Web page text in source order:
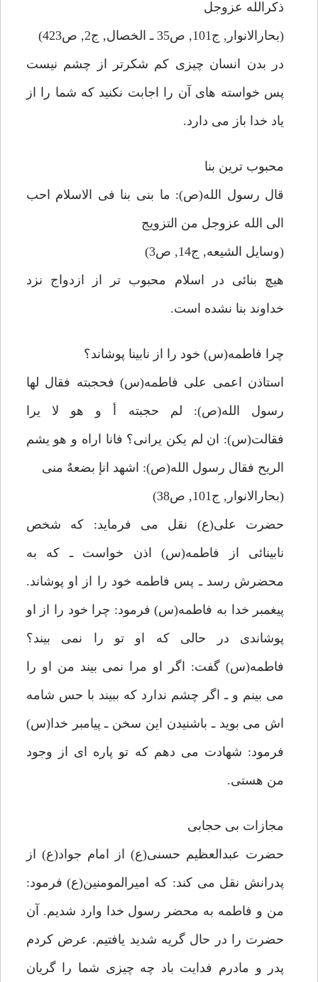
ذكرالله عزوجل
(بحارالانوار, ج101, ص35 ـ الخصال, ج2, ص423)
در بدن انسان چيزى كم شكرتر از چشم نيست
پس خواسته هاى آن را اجابت نكنيد كه شما را از
ياد خدا باز مى دارد.
محبوب ترين بنا
قال رسول الله(ص): ما بنى بنا فى الاسلام احب
الى الله عزوجل من التزويج
(وسايل الشيعه, ج14, ص3)
هيچ بنائى در اسلام محبوب تر از ازدواج نزد
خداوند بنا نشده است.
چرا فاطمه(س) خود را از نابينا پوشاند؟
استاذن اعمى على فاطمه(س) فحجبته فقال لها
رسول الله(ص): لم حجبته أ و هو لا يرا
فقالت(س): ان لم يكن يرانى؟ فانا اراه و هو يشم
الريح فقال رسول الله(ص): اشهد انإ بضعهٌ منى
(بحارالانوار, ج101, ص38)
حضرت على(ع) نقل مى فرمايد: كه شخص
نابينائى از فاطمه(س) اذن خواست ـ كه به
محضرش رسد ـ پس فاطمه خود را از او پوشاند.
پيغمبر خدا به فاطمه(س) فرمود: چرا خود را از او
پوشاندى در حالى كه او تو را نمى بيند؟
فاطمه(س) گفت: اگر او مرا نمى بيند من او را
مى بينم و ـ اگر چشم ندارد كه ببيند با حس شامه
اش مى بويد ـ باشنيدن اين سخن ـ پيامبر خدا(س)
فرمود: شهادت مى دهم كه تو پاره اى از وجود
من هستى.
مجازات بى حجابى
حضرت عبدالعظيم حسنى(ع) از امام جواد(ع) از
پدرانش نقل مى كند: كه اميرالمومنين(ع) فرمود:
من و فاطمه به محضر رسول خدا وارد شديم. آن
حضرت را در حال گريه شديد يافتيم. عرض كردم
پدر و مادرم فدايت باد چه چيزى شما را گريان